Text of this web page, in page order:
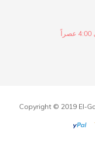
Copyright © 2019 El-